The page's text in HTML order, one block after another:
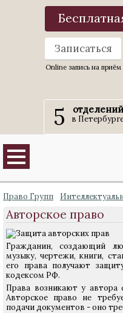
Записаться
Online запись на приём
5 отделений
в
Право Групп
Авторское право
Гражданин, создающий
музыку, чертежи, книги,
его права получают
кодексом РФ.
Права возникают у автора
Авторское право не
подачи документов - оно